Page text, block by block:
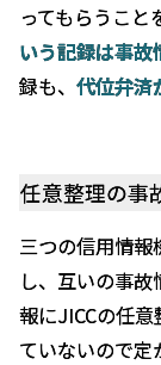
ってもらうこ
いう記録は事故
録も、代位弁済
任意整理の事
三つの信用情報
し、互いの事
報にJICCの任
ていないので